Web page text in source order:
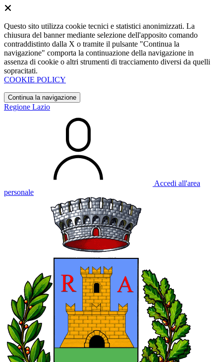
Questo sito utilizza cookie tecnici e statistici anonimizzati. La
chiusura del banner mediante selezione dell'apposito comando
contraddistinto dalla X o tramite il pulsante "Continua la
navigazione" comporta la continuazione della navigazione in
assenza di cookie o altri strumenti di tracciamento diversi da quelli
sopracitati.
COOKIE POLICY
Continua la navigazione
Regione Lazio
Accedi all'area
personale